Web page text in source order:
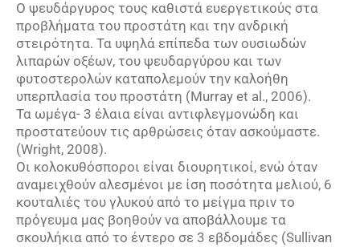
O ψευδάργυρος τους καθιστά ευεργετικούς στα
προβλήματα του προστάτη και την ανδρική
στειρότητα. Τα υψηλά επίπεδα των ουσιωδών
λιπαρών οξέων, του ψευδαργύρου και των
φυτοστερολών καταπολεμούν την καλοήθη
υπερπλασία του προστάτη (Mur­ray et al., 2006).
Τα ωμέγα- 3 έλαια είναι αντιφλεγμονώδη και
προστατεύουν τις αρθρώσεις όταν ασκούμαστε.
(Wright, 2008).
Οι κολοκυθόσποροι είναι διουρητικοί, ενώ όταν
αναμειχθούν αλεσμένοι με ίση ποσότητα μελιού, 6
κουταλιές του γλυκού από το μείγμα πριν το
πρόγευμα μας βοηθούν να αποβάλλουμε τα
σκουλήκια από το έντερο σε 3 εβδομάδες (Sul­li­van